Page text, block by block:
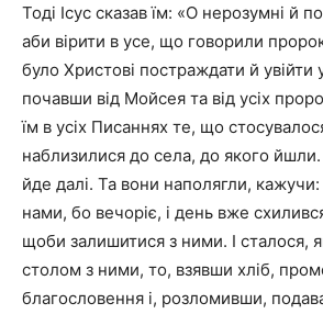
Тоді Ісус сказав їм: «О нерозумні й
аби вірити в усе, що говорили
було Христові постраждати й увійти
почавши від Мойсея та від усіх
їм в усіх Писаннях те, що
наблизилися до села, до якого
йде далі. Та вони наполягли,
нами, бо вечоріє, і день вже
щоби залишитися з ними. І сталося,
столом з ними, то, взявши хліб,
благословення і, розломивши,